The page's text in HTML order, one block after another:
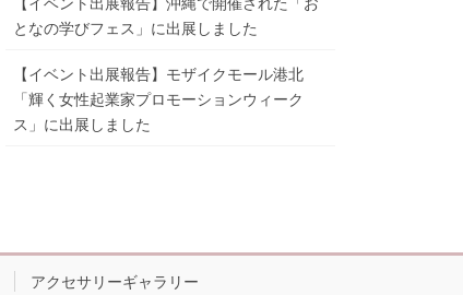
となの学びフェス」に出展しました
【イベント出展報告】モザイクモール港北
「輝く女性起業家プロモーションウィーク
ス」に出展しました
アクセサリーギャラリー